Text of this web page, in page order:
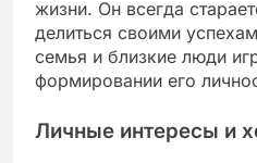
жизни. Он всегда
делиться своими
семья и близкие люди
формировании его
Личные интересы и